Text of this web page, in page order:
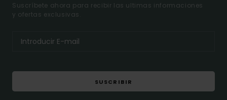
Suscríbete ahora para recibir las ultimas informaciones
y ofertas exclusivas.
SUSCRIBIR